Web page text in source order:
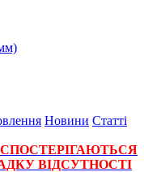
Новини Статті
СПОСТЕРІГАЮТЬСЯ
ВІДСУТНОСТІ